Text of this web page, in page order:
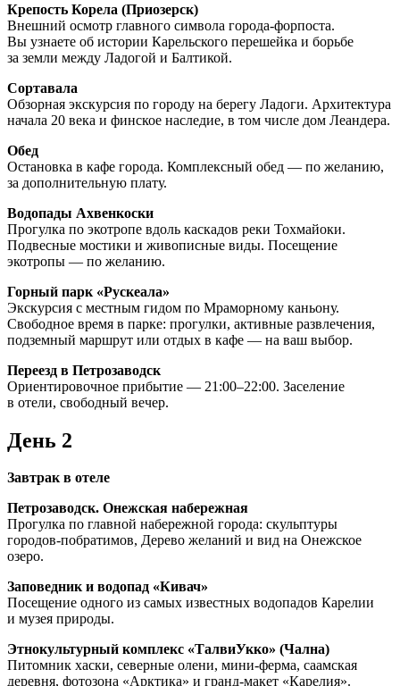
Крепость Корела (Приозерск)
Внешний осмотр главного символа города-форпоста.
Вы узнаете об истории Карельского перешейка и борьбе
за земли между Ладогой и Балтикой.
Сортавала
Обзорная экскурсия по городу на берегу Ладоги. Архитектура
начала 20 века и финское наследие, в том числе дом Леандера.
Обед
Остановка в кафе города. Комплексный обед — по желанию,
за дополнительную плату.
Водопады Ахвенкоски
Прогулка по экотропе вдоль каскадов реки Тохмайоки.
Подвесные мостики и живописные виды. Посещение
экотропы — по желанию.
Горный парк «Рускеала»
Экскурсия с местным гидом по Мраморному каньону.
Свободное время в парке: прогулки, активные развлечения,
подземный маршрут или отдых в кафе — на ваш выбор.
Переезд в Петрозаводск
Ориентировочное прибытие — 21:00–22:00. Заселение
в отели, свободный вечер.
День 2
Завтрак в отеле
Петрозаводск. Онежская набережная
Прогулка по главной набережной города: скульптуры
городов-побратимов, Дерево желаний и вид на Онежское
озеро.
Заповедник и водопад «Кивач»
Посещение одного из самых известных водопадов Карелии
и музея природы.
Этнокультурный комплекс «ТалвиУкко» (Чална)
Питомник хаски, северные олени, мини-ферма, саамская
деревня, фотозона «Арктика» и гранд-макет «Карелия».